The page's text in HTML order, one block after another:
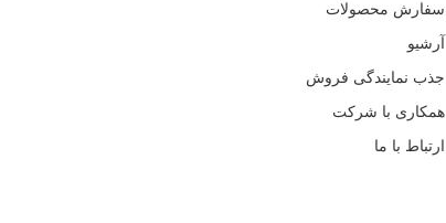
سفارش محصولات
آرشیو
جذب نمایندگی فروش
همکاری با شرکت
ارتباط با ما